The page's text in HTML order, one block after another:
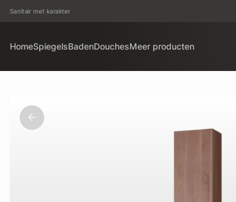
Sanitair met karakter
HomeSpiegelsBadenDouchesMeer producten